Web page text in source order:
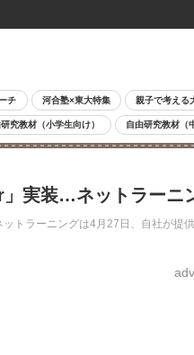
チ 河合塾×東大特集 親子で考える
究教材（小学生向け） 自由研究教材（
実装…ネットラーニ
トラーニングは4月27日、自社が